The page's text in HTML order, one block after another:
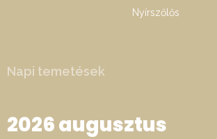
Nyírszőlős
Napi temetések
2026 augusztus